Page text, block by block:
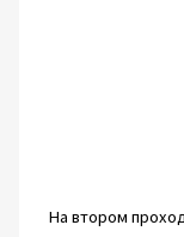
На втором